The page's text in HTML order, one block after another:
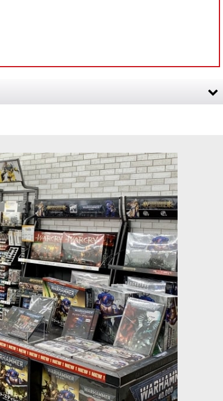
[ファレホ：TMM] アンバーグリーン(シェード色)
[77155]
517円(税込)